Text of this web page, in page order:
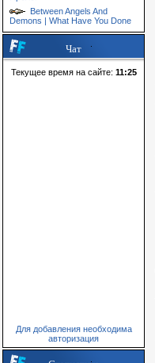
Between Angels And
Demons | What Have You Done
Чат
Текущее время на сайте: 11:25
Для добавления необходима
авторизация